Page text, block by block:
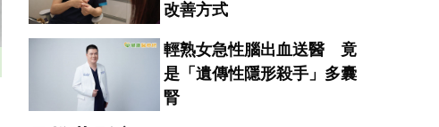
改善方式
輕熟女急性腦出血送醫 竟
是「遺傳性隱形殺手」多囊
腎